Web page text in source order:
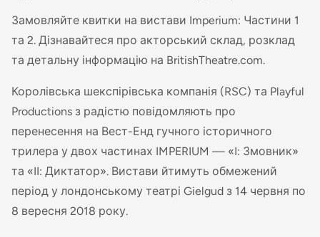
Замовляйте квитки на вистави Imperium: Частини 1
та 2. Дізнавайтеся про акторський склад, розклад
та детальну інформацію на BritishTheatre.com.
Королівська шекспірівська компанія (RSC) та Playful
Productions з радістю повідомляють про
перенесення на Вест-Енд гучного історичного
трилера у двох частинах IMPERIUM — «I: Змовник»
та «II: Диктатор». Вистави йтимуть обмежений
період у лондонському театрі Gielgud з 14 червня по
8 вересня 2018 року.